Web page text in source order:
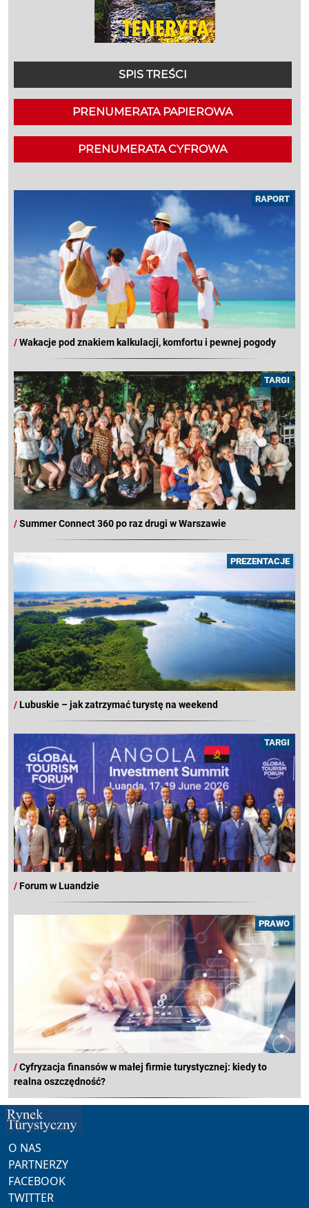
SPIS TREŚCI
PRENUMERATA PAPIEROWA
PRENUMERATA CYFROWA
RAPORT
/Wakacje pod znakiem kalkulacji, komfortu i pewnej pogody
TARGI
/Summer Connect 360 po raz drugi w Warszawie
PREZENTACJE
/Lubuskie – jak zatrzymać turystę na weekend
TARGI
/Forum w Luandzie
PRAWO
/Cyfryzacja finansów w małej firmie turystycznej: kiedy to
realna oszczędność?
O NAS
PARTNERZY
FACEBOOK
TWITTER